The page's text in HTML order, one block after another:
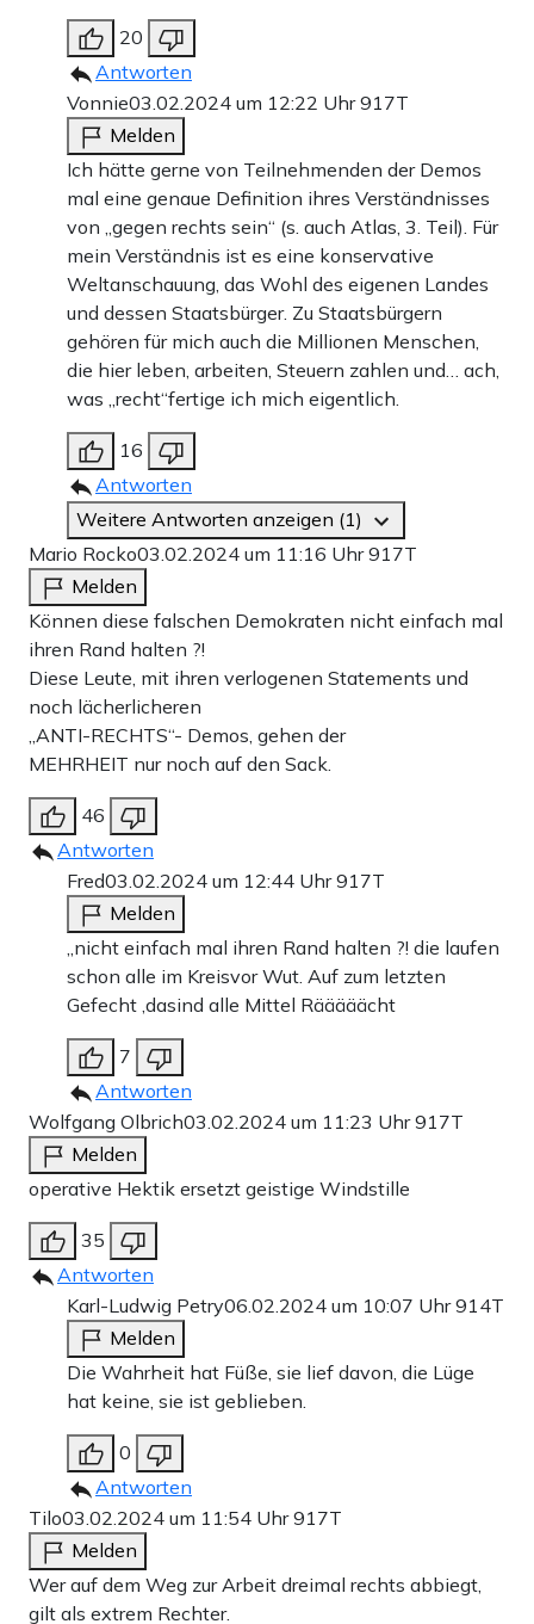
20
Antworten
Vonnie03.02.2024 um 12:22 Uhr917T
Melden
Ich hätte gerne von Teilnehmenden der Demos
mal eine genaue Definition ihres Verständnisses
von „gegen rechts sein“ (s. auch Atlas, 3. Teil). Für
mein Verständnis ist es eine konservative
Weltanschauung, das Wohl des eigenen Landes
und dessen Staatsbürger. Zu Staatsbürgern
gehören für mich auch die Millionen Menschen,
die hier leben, arbeiten, Steuern zahlen und… ach,
was „recht“fertige ich mich eigentlich.
16
Antworten
Weitere Antworten anzeigen (1)
Mario Rocko03.02.2024 um 11:16 Uhr917T
Melden
Können diese falschen Demokraten nicht einfach mal
ihren Rand halten ?!
Diese Leute, mit ihren verlogenen Statements und
noch lächerlicheren
,,ANTI-RECHTS“- Demos, gehen der
MEHRHEIT nur noch auf den Sack.
46
Antworten
Fred03.02.2024 um 12:44 Uhr917T
Melden
„nicht einfach mal ihren Rand halten ?! die laufen
schon alle im Kreisvor Wut. Auf zum letzten
Gefecht ,dasind alle Mittel Rääääächt
7
Antworten
Wolfgang Olbrich03.02.2024 um 11:23 Uhr917T
Melden
operative Hektik ersetzt geistige Windstille
35
Antworten
Karl-Ludwig Petry06.02.2024 um 10:07 Uhr914T
Melden
Die Wahrheit hat Füße, sie lief davon, die Lüge
hat keine, sie ist geblieben.
0
Antworten
Tilo03.02.2024 um 11:54 Uhr917T
Melden
Wer auf dem Weg zur Arbeit dreimal rechts abbiegt,
gilt als extrem Rechter.